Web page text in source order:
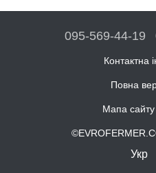
095-569-44-19
Контактна
Повна
Мапа
Укр